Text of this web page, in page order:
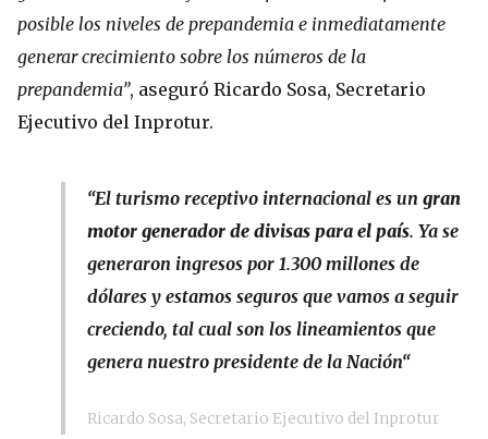
posible los niveles de prepandemia e inmediatamente
generar crecimiento sobre los números de la
prepandemia”, aseguró Ricardo Sosa, Secretario
Ejecutivo del Inprotur.
“El turismo receptivo internacional es un gran
motor generador de divisas para el país. Ya se
generaron ingresos por 1.300 millones de
dólares y estamos seguros que vamos a seguir
creciendo, tal cual son los lineamientos que
genera nuestro presidente de la Nación“
Ricardo Sosa, Secretario Ejecutivo del Inprotur